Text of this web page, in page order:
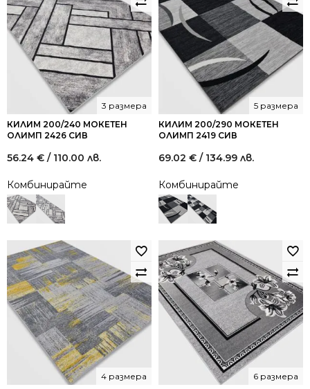
КИЛИМ 200/240 МОКЕТЕН
ОЛИМП 2426 СИВ
3 размера
56.24 € / 110.00 лв.
Комбинирайте
КИЛИМ 200/290 МОКЕТЕН
ОЛИМП 2419 СИВ
5 размера
69.02 € / 134.99 лв.
Комбинирайте
4 размера 6 размера